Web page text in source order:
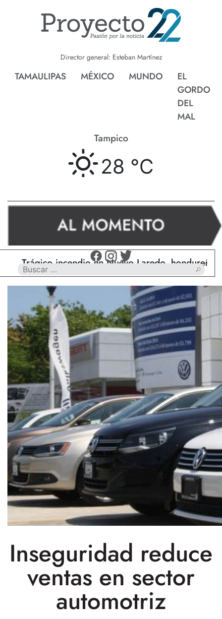
Director general: Esteban Martínez
TAMAULIPAS MÉXICO MUNDO
EL
GORDO
DEL
MAL
Tampico
28 °C
Trágico incendio en Nuevo Laredo, hondureño
Inseguridad reduce
ventas en sector
automotriz